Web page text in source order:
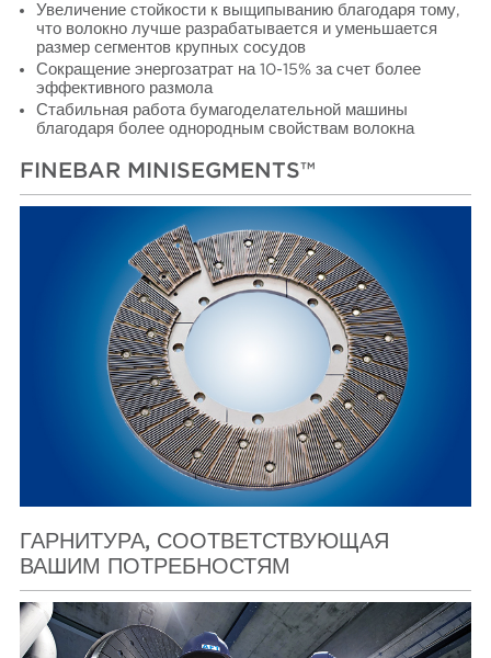
Увеличение стойкости к выщипыванию благодаря тому,
что волокно лучше разрабатывается и уменьшается
размер сегментов крупных сосудов
Сокращение энергозатрат на 10-15% за счет более
эффективного размола
Стабильная работа бумагоделательной машины
благодаря более однородным свойствам волокна
FINEBAR MINISEGMENTS™
ГАРНИТУРА, СООТВЕТСТВУЮЩАЯ
ВАШИМ ПОТРЕБНОСТЯМ